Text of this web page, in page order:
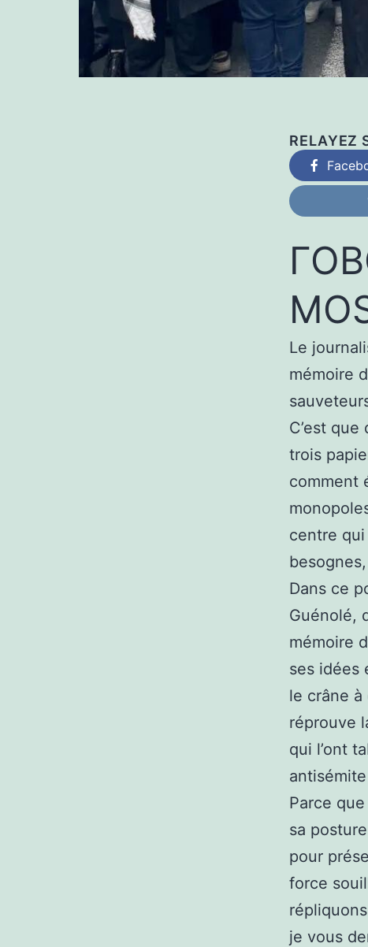
RELAYEZ
Le
mémoire
C’est
trois
comment
centre qui
Dans ce
Guénolé,
mémoire
ses idées
le crâne à
réprouve
qui l’ont
Parce
sa
pour
force
je vous